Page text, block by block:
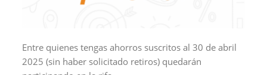
Entre quienes tengas ahorros suscritos al 30 de abril
2025 (sin haber solicitado retiros) quedarán